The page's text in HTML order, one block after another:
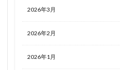
2026年3月
2026年2月
2026年1月